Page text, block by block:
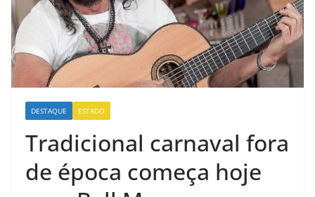
DESTAQUE ESTADO
Tradicional carnaval fora
de época começa hoje